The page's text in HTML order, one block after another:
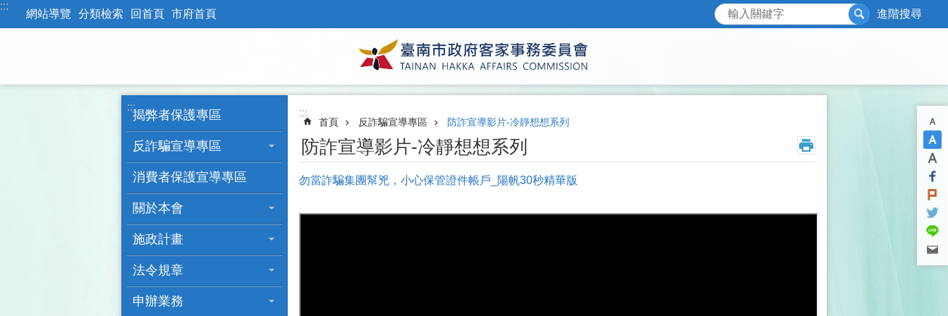
跳到主要內容區塊
:::
網站導覽 分類檢索 回首頁 市府首頁 搜尋 進階搜尋
:::
揭弊者保護專區
反詐騙宣導專區
消費者保護宣導專區
關於本會
施政計畫
法令規章
申辦業務
:::
首頁 反詐騙宣導專區 防詐宣導影片-冷靜想想系列
防詐宣導影片-冷靜想想系列
勿當詐騙集團幫兇，小心保管證件帳戶_陽帆30秒精華版